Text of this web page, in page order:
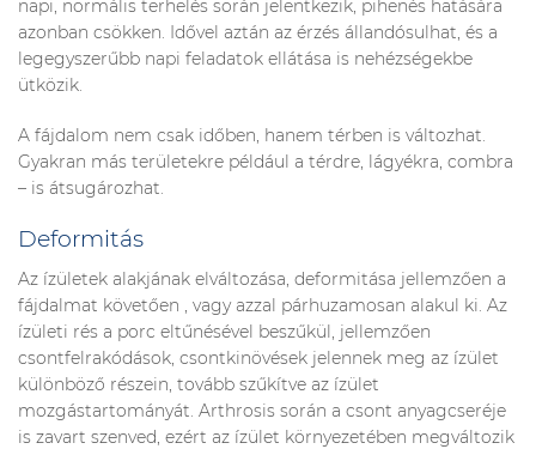
napi, normális terhelés során jelentkezik, pihenés hatására
azonban csökken. Idővel aztán az érzés állandósulhat, és a
legegyszerűbb napi feladatok ellátása is nehézségekbe
ütközik.
A fájdalom nem csak időben, hanem térben is változhat.
Gyakran más területekre például a térdre, lágyékra, combra
– is átsugározhat.
Deformitás
Az ízületek alakjának elváltozása, deformitása jellemzően a
fájdalmat követően , vagy azzal párhuzamosan alakul ki. Az
ízületi rés a porc eltűnésével beszűkül, jellemzően
csontfelrakódások, csontkinövések jelennek meg az ízület
különböző részein, tovább szűkítve az ízület
mozgástartományát. Arthrosis során a csont anyagcseréje
is zavart szenved, ezért az ízület környezetében megváltozik